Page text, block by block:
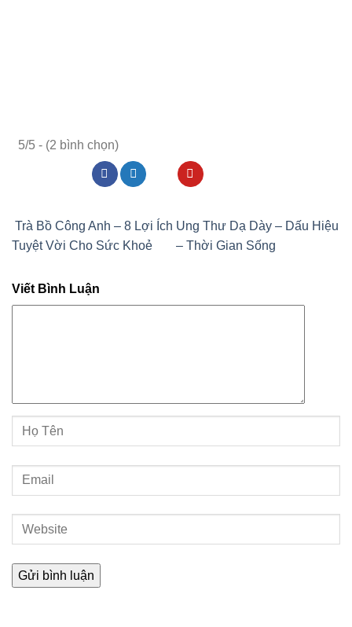
5/5 - (2 bình chọn)
Trà Bồ Công Anh – 8 Lợi Ích
Tuyệt Vời Cho Sức Khoẻ
Ung Thư Dạ Dày – Dấu Hiệu
– Thời Gian Sống
Viết Bình Luận